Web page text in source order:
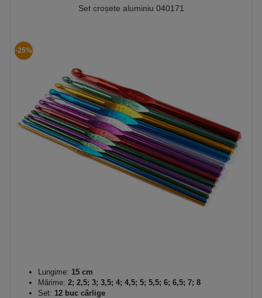
Set croșete aluminiu 040171
-25%
Lungime: 15 cm
Mărime: 2; 2,5; 3; 3,5; 4; 4,5; 5; 5,5; 6; 6,5; 7; 8
Set: 12 buc cârlige